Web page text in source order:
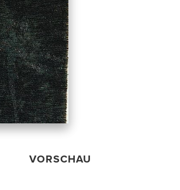
VORSCHAU